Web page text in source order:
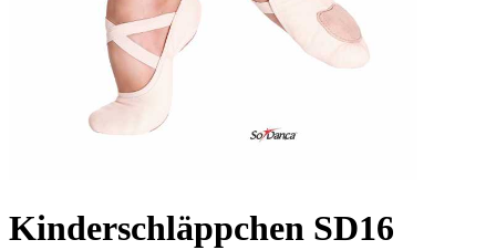
Kinderschläppchen SD16